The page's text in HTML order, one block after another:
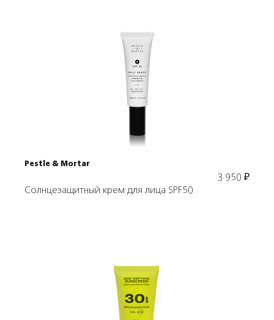
Подробнее
В корзину
Pestle & Mortar
3 950 ₽
Солнцезащитный крем для лица SPF50
Подробнее